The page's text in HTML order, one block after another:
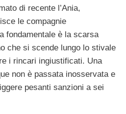
di recente l’Ania,
le compagnie
fondamentale è la scarsa
che si scende lungo lo stivale
i rincari ingiustificati. Una
non è passata inosservata e
pesanti sanzioni a sei